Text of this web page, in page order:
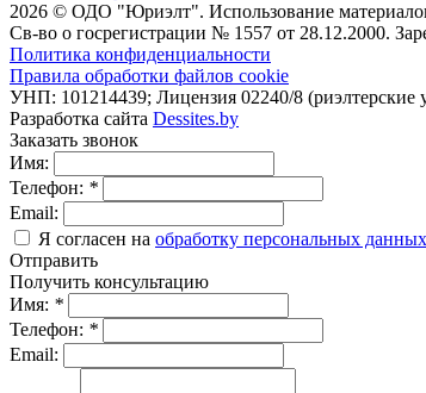
2026 © ОДО "Юриэлт". Использование материалов
Св-во о госрегистрации № 1557 от 28.12.2000.
Политика конфиденциальности
Правила обработки файлов cookie
УНП: 101214439; Лицензия 02240/8
Разработка сайта Dessites.by
Заказать звонок
Имя:
Телефон: *
Email:
Я согласен на обработку персональных данных
Отправить
Получить консультацию
Имя: *
Телефон: *
Email: